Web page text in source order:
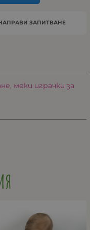
ЗАПИТВАНЕ
меки играчки за